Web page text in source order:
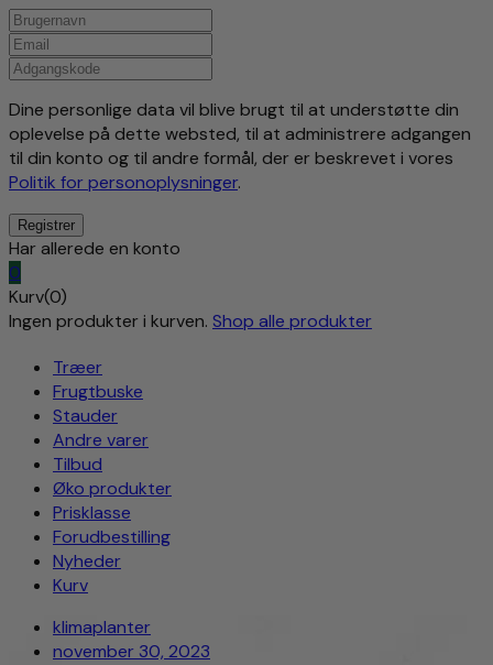
Dine personlige data vil blive brugt til at understøtte din
oplevelse på dette websted, til at administrere adgangen
til din konto og til andre formål, der er beskrevet i vores
Politik for personoplysninger.
Har allerede en konto
0
Kurv(0)
Ingen produkter i kurven. Shop alle produkter
Træer
Frugtbuske
Stauder
Andre varer
Tilbud
Øko produkter
Prisklasse
Forudbestilling
Nyheder
Kurv
klimaplanter
november 30, 2023